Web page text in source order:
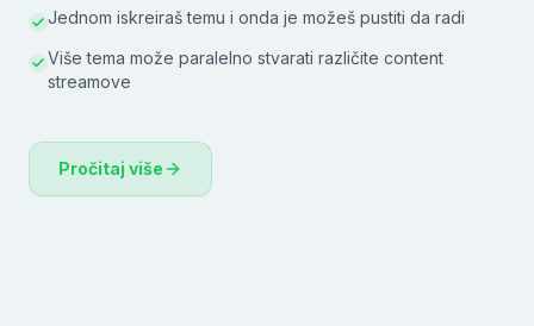
Jednom iskreiraš temu i onda je možeš pustiti da radi
Više tema može paralelno stvarati različite content
streamove
Pročitaj više